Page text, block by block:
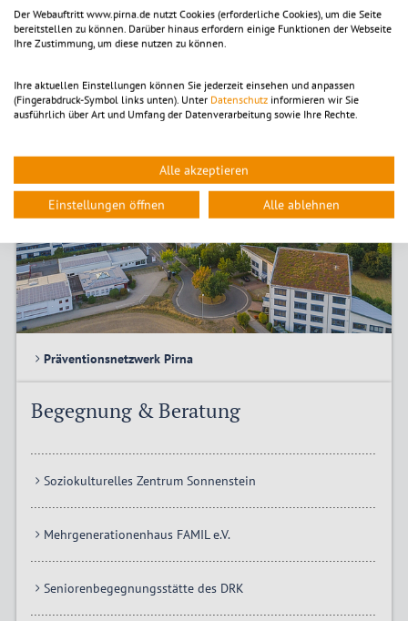
Sicherheit
Präventionsnetzwerk Pirna
Begegnung & Beratung
Soziokulturelles Zentrum Sonnenstein
Mehrgenerationenhaus FAMIL e.V.
Seniorenbegegnungsstätte des DRK
Der Webauftritt www.pirna.de nutzt Cookies (erforderliche Cookies), um die Seite
bereitstellen zu können. Darüber hinaus erfordern einige Funktionen der Webseite
Ihre Zustimmung, um diese nutzen zu können.
Ihre aktuellen Einstellungen können Sie jederzeit einsehen und anpassen
(Fingerabdruck-Symbol links unten). Unter Datenschutz informieren wir Sie
ausführlich über Art und Umfang der Datenverarbeitung sowie Ihre Rechte.
Alle akzeptieren
Einstellungen öffnen Alle ablehnen